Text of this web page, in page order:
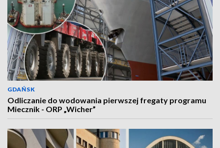
GDAŃSK
Odliczanie do wodowania pierwszej fregaty programu
Miecznik - ORP „Wicher”